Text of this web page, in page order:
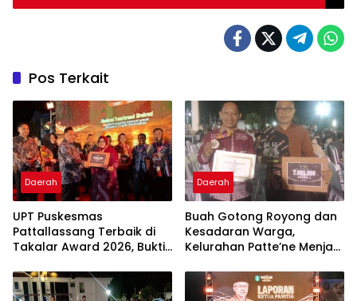
Pos Terkait
Daerah
UPT Puskesmas
Pattallassang Terbaik di
Takalar Award 2026, Bukti
Pelayanan Kesehatan
Berkualitas
Daerah
Buah Gotong Royong dan
Kesadaran Warga,
Kelurahan Patte’ne Menjadi
2026